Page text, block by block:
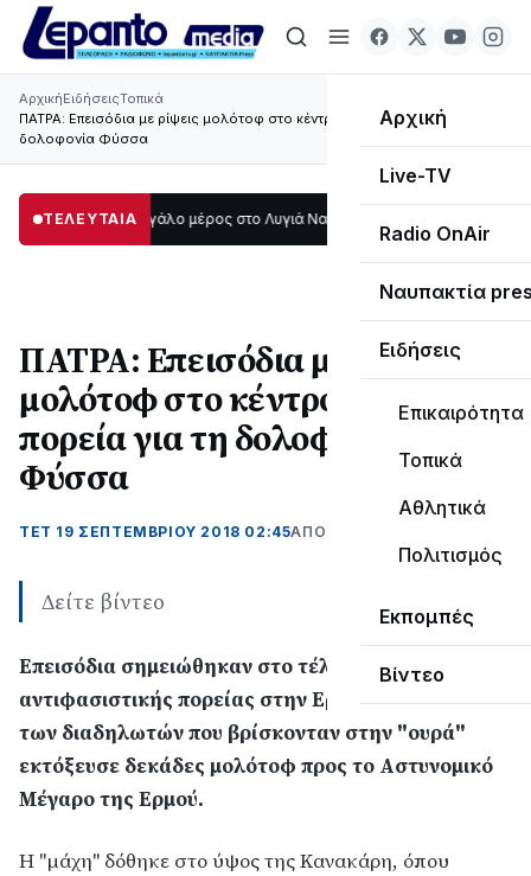
Αρχική
Live-TV
Radio OnAir
Ναυπακτία
Ειδήσεις
Επικαιρότητα
Τοπικά
Αθλητικά
Πολιτισμός
Εκπομπές
Βίντεο
ΑρχικήΕιδήσειςΤοπικά
ΠΑΤΡΑ: Επεισόδια με ρίψεις μολότοφ στο κέντρο μετά την πορεία για τη
δολοφονία Φύσσα
ΤΕΛΕΥΤΑΙΑ
σκοτάδι μεγάλο μέρος στο Λυγιά Ναυπάκτου12:08
ΠΑΤΡΑ: Επεισόδια με ρίψεις
μολότοφ στο κέντρο μετά την
πορεία για τη δολοφονία
Φύσσα
ΤΕΤ 19 ΣΕΠΤΕΜΒΡΊΟΥ 2018 02:45ΑΠΌ LEPANTO RTV
Δείτε βίντεο
Επεισόδια σημειώθηκαν στο τέλος της
αντιφασιστικής πορείας στην Ερμού όταν ομάδα
των διαδηλωτών που βρίσκονταν στην "ουρά"
εκτόξευσε δεκάδες μολότοφ προς το Αστυνομικό
Μέγαρο της Ερμού.
Η "μάχη" δόθηκε στο ύψος της Κανακάρη, όπου